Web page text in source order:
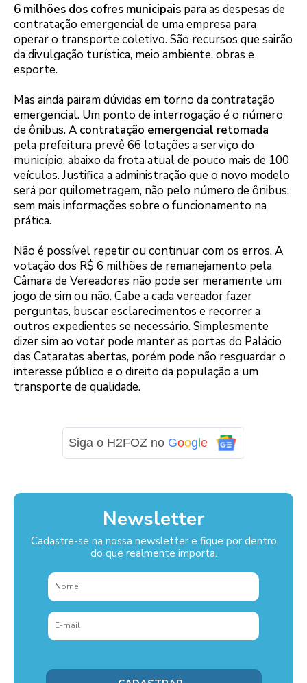
6 milhões dos cofres municipais para as despesas de
contratação emergencial de uma empresa para
operar o transporte coletivo. São recursos que sairão
da divulgação turística, meio ambiente, obras e
esporte.
Mas ainda pairam dúvidas em torno da contratação
emergencial. Um ponto de interrogação é o número
de ônibus. A contratação emergencial retomada
pela prefeitura prevê 66 lotações a serviço do
município, abaixo da frota atual de pouco mais de 100
veículos. Justifica a administração que o novo modelo
será por quilometragem, não pelo número de ônibus,
sem mais informações sobre o funcionamento na
prática.
Não é possível repetir ou continuar com os erros. A
votação dos R$ 6 milhões de remanejamento pela
Câmara de Vereadores não pode ser meramente um
jogo de sim ou não. Cabe a cada vereador fazer
perguntas, buscar esclarecimentos e recorrer a
outros expedientes se necessário. Simplesmente
dizer sim ao votar pode manter as portas do Palácio
das Cataratas abertas, porém pode não resguardar o
interesse público e o direito da população a um
transporte de qualidade.
Siga o H2FOZ no Goog e
Newsletter
Cadastre-se na nossa newsletter e fique por dentro
do que realmente importa.